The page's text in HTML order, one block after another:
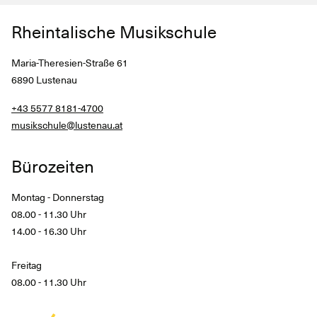
Rheintalische Musikschule
Maria-Theresien-Straße 61
6890 Lustenau
+43 5577 8181-4700
musikschule@lustenau.at
Bürozeiten
Montag - Donnerstag
08.00 - 11.30 Uhr
14.00 - 16.30 Uhr
Freitag
08.00 - 11.30 Uhr